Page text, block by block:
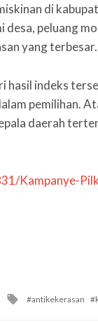
di
desa, peluang
yang terbesar.
hasil indeks
pemilihan.
daerah
Kampanye-
Tagged
antikekerasan